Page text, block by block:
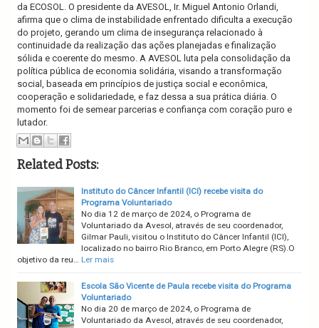
da ECOSOL. O presidente da AVESOL, Ir. Miguel Antonio Orlandi,
afirma que o clima de instabilidade enfrentado dificulta a execução
do projeto, gerando um clima de insegurança relacionado à
continuidade da realização das ações planejadas e finalização
sólida e coerente do mesmo. A AVESOL luta pela consolidação da
política pública de economia solidária, visando a transformação
social, baseada em princípios de justiça social e econômica,
cooperação e solidariedade, e faz dessa a sua prática diária. O
momento foi de semear parcerias e confiança com coração puro e
lutador.
Related Posts:
Instituto do Câncer Infantil (ICI) recebe visita do
Programa Voluntariado
No dia 12 de março de 2024, o Programa de
Voluntariado da Avesol, através de seu coordenador,
Gilmar Pauli, visitou o Instituto do Câncer Infantil (ICI),
localizado no bairro Rio Branco, em Porto Alegre (RS).O
objetivo da reu… Ler mais
Escola São Vicente de Paula recebe visita do Programa
Voluntariado
No dia 20 de março de 2024, o Programa de
Voluntariado da Avesol, através de seu coordenador,